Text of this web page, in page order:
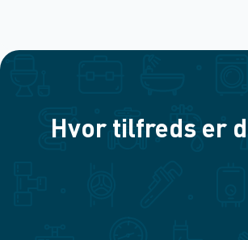
Hvor tilfreds er